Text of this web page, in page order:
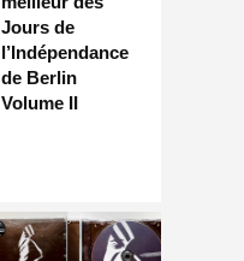
Jours de
l’Indépendance
de Berlin
Volume II